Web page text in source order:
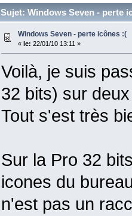
Sujet: Windows Seven - perte
Windows Seven - perte icônes :(
« le: 22/01/10 13:11 »
Voilà, je suis
32 bits) sur
Tout s'est très
Sur la Pro 32
icones du
n'est pas un